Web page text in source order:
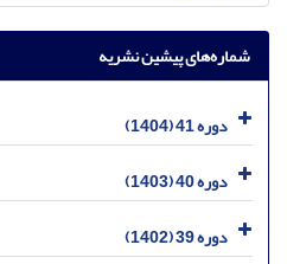
شماره‌های پیشین نشریه
دوره 41 (1404)
دوره 40 (1403)
دوره 39 (1402)